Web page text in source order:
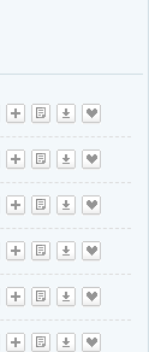
播 歌 下 收
播 歌 下 收
播 歌 下 收
播 歌 下 收
播 歌 下 收